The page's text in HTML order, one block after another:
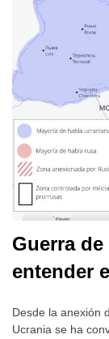
Guerra
entender
Desde la anexión
Ucrania se ha